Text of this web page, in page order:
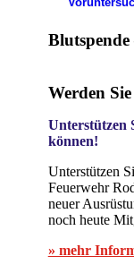
Blutspende
Werden
Unterstützen
können!
Unterstützen
Feuerwehr
neuer
noch heute
» mehr